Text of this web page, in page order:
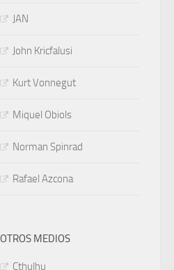
JAN
John Kricfalusi
Kurt Vonnegut
Miquel Obiols
Norman Spinrad
Rafael Azcona
OTROS MEDIOS
Cthulhu